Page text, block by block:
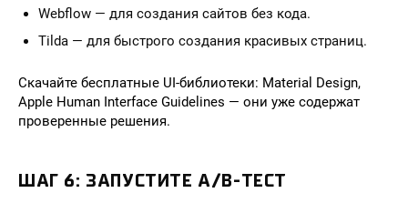
Webflow — для создания сайтов без кода.
Tilda — для быстрого создания красивых страниц.
Скачайте бесплатные UI-библиотеки: Material Design,
Apple Human Interface Guidelines — они уже содержат
проверенные решения.
ШАГ 6: ЗАПУСТИТЕ A/B-ТЕСТ